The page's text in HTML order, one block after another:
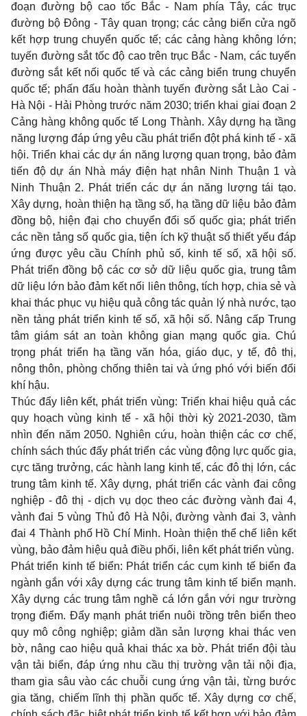
đoạn đường bộ cao tốc Bắc - Nam phía Tây, các trục
đường bộ Đông - Tây quan trọng; các cảng biển cửa ngõ
kết hợp trung chuyển quốc tế; các cảng hàng không lớn;
tuyến đường sắt tốc độ cao trên trục Bắc - Nam, các tuyến
đường sắt kết nối quốc tế và các cảng biển trung chuyển
quốc tế; phấn đấu hoàn thành tuyến đường sắt Lào Cai -
Hà Nội - Hải Phòng trước năm 2030; triển khai giai đoạn 2
Cảng hàng không quốc tế Long Thành. Xây dựng hạ tầng
năng lượng đáp ứng yêu cầu phát triển đột phá kinh tế - xã
hội. Triển khai các dự án năng lượng quan trọng, bảo đảm
tiến độ dự án Nhà máy điện hạt nhân Ninh Thuận 1 và
Ninh Thuận 2. Phát triển các dự án năng lượng tái tạo.
Xây dựng, hoàn thiện hạ tầng số, hạ tầng dữ liệu bảo đảm
đồng bộ, hiện đại cho chuyển đổi số quốc gia; phát triển
các nền tảng số quốc gia, tiện ích kỹ thuật số thiết yếu đáp
ứng được yêu cầu Chính phủ số, kinh tế số, xã hội số.
Phát triển đồng bộ các cơ sở dữ liệu quốc gia, trung tâm
dữ liệu lớn bảo đảm kết nối liên thông, tích hợp, chia sẻ và
khai thác phục vụ hiệu quả công tác quản lý nhà nước, tạo
nền tảng phát triển kinh tế số, xã hội số. Nâng cấp Trung
tâm giám sát an toàn không gian mạng quốc gia. Chú
trọng phát triển hạ tầng văn hóa, giáo dục, y tế, đô thị,
nông thôn, phòng chống thiên tai và ứng phó với biến đổi
khí hậu.
Thúc đẩy liên kết, phát triển vùng: Triển khai hiệu quả các
quy hoạch vùng kinh tế - xã hội thời kỳ 2021-2030, tầm
nhìn đến năm 2050. Nghiên cứu, hoàn thiện các cơ chế,
chính sách thúc đẩy phát triển các vùng động lực quốc gia,
cực tăng trưởng, các hành lang kinh tế, các đô thị lớn, các
trung tâm kinh tế. Xây dựng, phát triển các vành đai công
nghiệp - đô thị - dịch vụ dọc theo các đường vành đai 4,
vành đai 5 vùng Thủ đô Hà Nội, đường vành đai 3, vành
đai 4 Thành phố Hồ Chí Minh. Hoàn thiện thể chế liên kết
vùng, bảo đảm hiệu quả điều phối, liên kết phát triển vùng.
Phát triển kinh tế biển: Phát triển các cụm kinh tế biển đa
ngành gắn với xây dựng các trung tâm kinh tế biển mạnh.
Xây dựng các trung tâm nghề cá lớn gắn với ngư trường
trọng điểm. Đẩy mạnh phát triển nuôi trồng trên biển theo
quy mô công nghiệp; giảm dần sản lượng khai thác ven
bờ, nâng cao hiệu quả khai thác xa bờ. Phát triển đội tàu
vận tải biển, đáp ứng nhu cầu thị trường vận tải nội địa,
tham gia sâu vào các chuỗi cung ứng vận tải, từng bước
gia tăng, chiếm lĩnh thị phần quốc tế. Xây dựng cơ chế,